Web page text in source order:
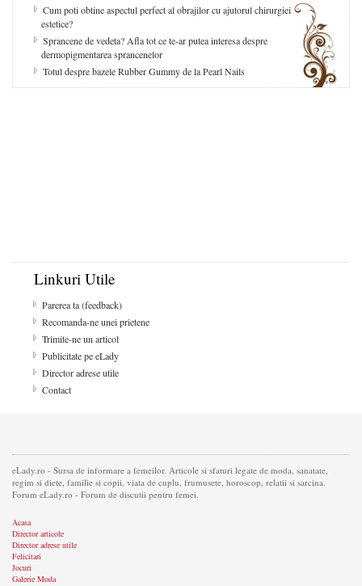
Cum poti obtine aspectul perfect al obrajilor cu ajutorul chirurgiei
estetice?
Sprancene de vedeta? Afla tot ce te-ar putea interesa despre
dermopigmentarea sprancenelor
Totul despre bazele Rubber Gummy de la Pearl Nails
Linkuri Utile
Parerea ta (feedback)
Recomanda-ne unei prietene
Trimite-ne un articol
Publicitate pe eLady
Director adrese utile
Contact
eLady.ro - Sursa de informare a femeilor. Articole si sfaturi legate de moda, sanatate,
regim si diete, familie si copii, viata de cuplu, frumusete, horoscop, relatii si sarcina.
Forum eLady.ro - Forum de discutii pentru femei.
Acasa
Director articole
Director adrese utile
Felicitari
Jocuri
Galerie Moda